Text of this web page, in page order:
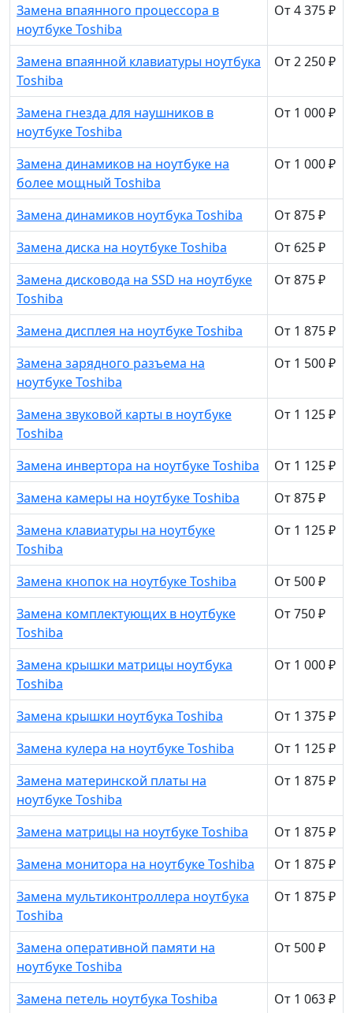
Замена впаянного процессора в
ноутбуке Toshiba
От 4 375 ₽
Замена впаянной клавиатуры ноутбука
Toshiba
От 2 250 ₽
Замена гнезда для наушников в
ноутбуке Toshiba
От 1 000 ₽
Замена динамиков на ноутбуке на
более мощный Toshiba
От 1 000 ₽
Замена динамиков ноутбука Toshiba
От 875 ₽
Замена диска на ноутбуке Toshiba
От 625 ₽
Замена дисковода на SSD на ноутбуке
Toshiba
От 875 ₽
Замена дисплея на ноутбуке Toshiba
От 1 875 ₽
Замена зарядного разъема на
ноутбуке Toshiba
От 1 500 ₽
Замена звуковой карты в ноутбуке
Toshiba
От 1 125 ₽
Замена инвертора на ноутбуке Toshiba
От 1 125 ₽
Замена камеры на ноутбуке Toshiba
От 875 ₽
Замена клавиатуры на ноутбуке
Toshiba
От 1 125 ₽
Замена кнопок на ноутбуке Toshiba
От 500 ₽
Замена комплектующих в ноутбуке
Toshiba
От 750 ₽
Замена крышки матрицы ноутбука
Toshiba
От 1 000 ₽
Замена крышки ноутбука Toshiba
От 1 375 ₽
Замена кулера на ноутбуке Toshiba
От 1 125 ₽
Замена материнской платы на
ноутбуке Toshiba
От 1 875 ₽
Замена матрицы на ноутбуке Toshiba
От 1 875 ₽
Замена монитора на ноутбуке Toshiba
От 1 875 ₽
Замена мультиконтроллера ноутбука
Toshiba
От 1 875 ₽
Замена оперативной памяти на
ноутбуке Toshiba
От 500 ₽
Замена петель ноутбука Toshiba
От 1 063 ₽